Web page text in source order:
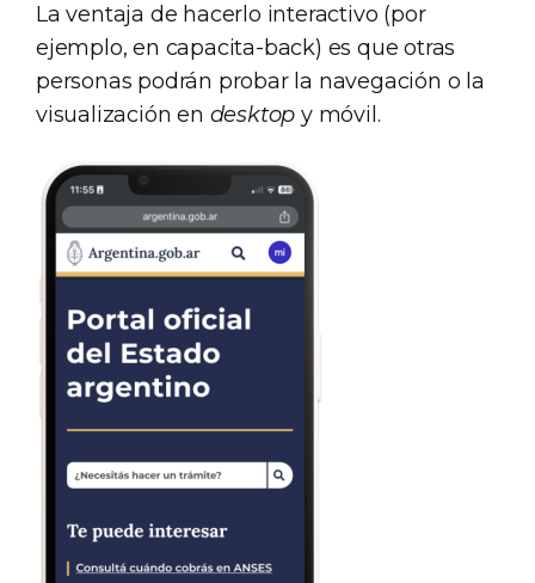
La ventaja de hacerlo interactivo (por
ejemplo, en capacita-back) es que otras
personas podrán probar la navegación o la
visualización en desktop y móvil.